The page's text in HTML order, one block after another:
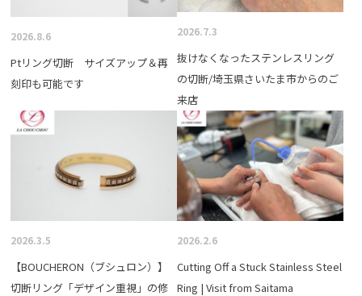
2026.8.6
Ptリング切断 サイズアップ＆再
刻印も可能です
2026.7.3
抜けなくなったステンレスリング
の切断/埼玉県さいたま市からのご
来店
2026.3.5
【BOUCHERON（ブシュロン）】
切断リング「デザイン重視」の修
2026.2.6
Cutting Off a Stuck Stainless Steel
Ring | Visit from Saitama